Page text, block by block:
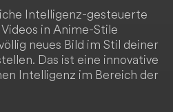
Intelligenz-gesteuerte
in Anime-Stile
neues Bild im Stil deiner
Das ist eine innovative
Intelligenz im Bereich der